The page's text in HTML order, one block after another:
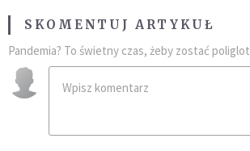
SKOMENTUJ ARTYKUŁ
Pandemia? To świetny czas, żeby zostać